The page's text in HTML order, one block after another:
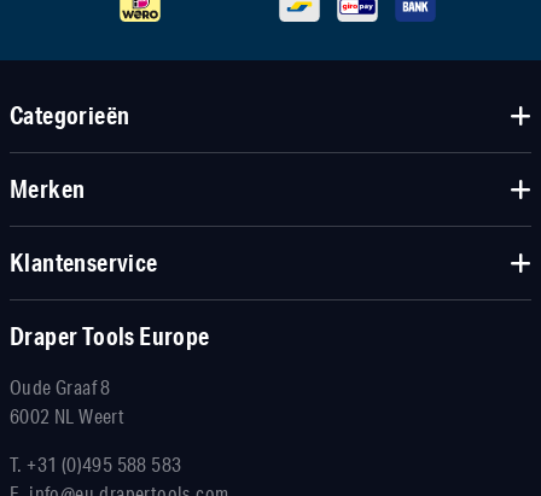
Categorieën
Merken
Klantenservice
Draper Tools Europe
Oude Graaf 8
6002 NL Weert
T.+31 (0)495 588 583